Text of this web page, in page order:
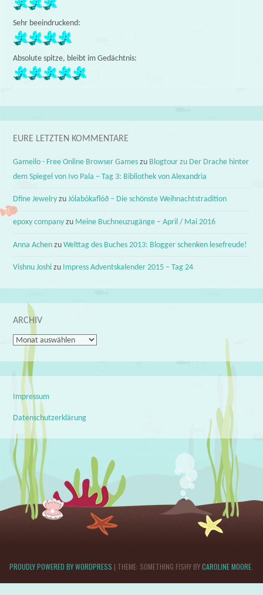
Sehr beeindruckend:
Absolute spitze, bleibt im Gedächtnis:
EURE LETZTEN KOMMENTARE
Gameilo - Free Online Browser Games zu Blogtour zu Der Drache hinter
dem Spiegel von Ivo Pala – Tag 3: Bibliothek von Alexandria
Dfine Jewelry zuJólabókaflóð – Die schönste Weihnachtstradition
epoxy company zu Meine Buchneuzugänge – April / Mai 2016
Anna Achen zuWelttag des Buches 2013: Blogger schenken lesefreude!
Vishnu Joshi zu Impress Adventskalender 2015 – Tag 24
ARCHIV
Archiv
Impressum
Datenschutzerklärung
PROUDLY POWERED BY WORDPRESS | THEME: SOMETHING FISHY BYCAROLINE MOORE